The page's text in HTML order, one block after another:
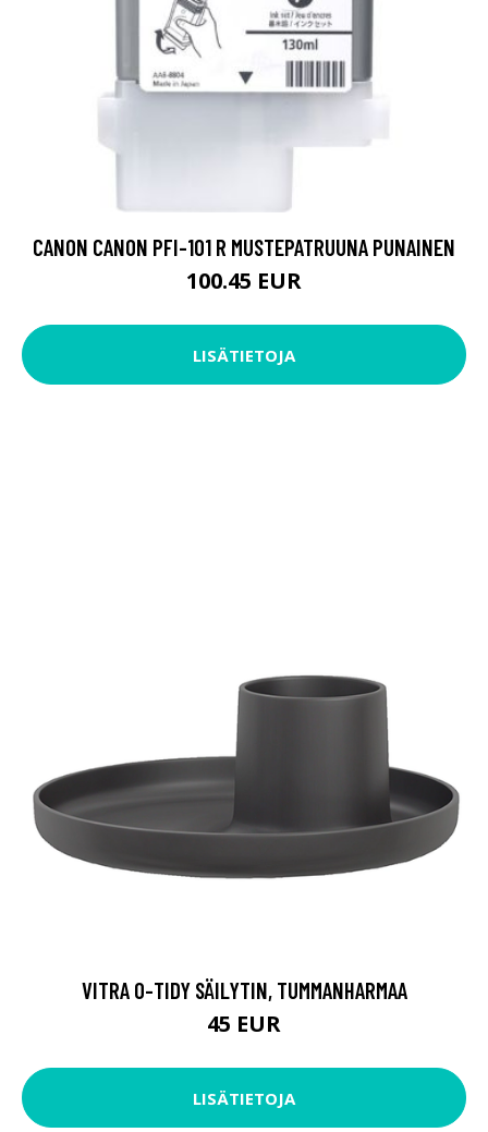
CANON CANON PFI-101 R MUSTEPATRUUNA PUNAINEN
100.45 EUR
LISÄTIETOJA
VITRA O-TIDY SÄILYTIN, TUMMANHARMAA
45 EUR
LISÄTIETOJA